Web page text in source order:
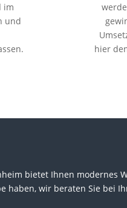
im
und
hier
bietet Ihnen modernes
haben, wir beraten Sie bei